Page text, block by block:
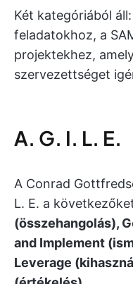
Két kategóriából
feladatokhoz, a
projektekhez,
szervezettséget
A. G. I. L. E.
A Conrad
L. E. a
(összehangolás),
and Implement
Leverage